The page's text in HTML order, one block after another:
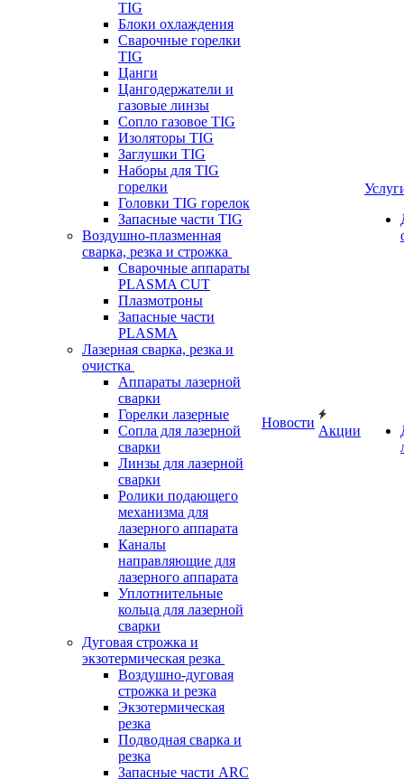
TIG
Блоки охлаждения
Сварочные горелки
TIG
Цанги
Цангодержатели и
газовые линзы
Сопло газовое TIG
Изоляторы TIG
Заглушки TIG
Наборы для TIG
горелки
Головки TIG горелок
Запасные части TIG
Воздушно-плазменная
сварка, резка и строжка
Сварочные аппараты
PLASMA CUT
Плазмотроны
Запасные части
PLASMA
Лазерная сварка, резка и
очистка
Аппараты лазерной
сварки
Горелки лазерные
Сопла для лазерной
сварки
Линзы для лазерной
сварки
Ролики подающего
механизма для
лазерного аппарата
Каналы
направляющие для
лазерного аппарата
Уплотнительные
кольца для лазерной
сварки
Дуговая строжка и
экзотермическая резка
Воздушно-дуговая
строжка и резка
Экзотермическая
резка
Подводная сварка и
резка
Запасные части ARC
Новости
Акции